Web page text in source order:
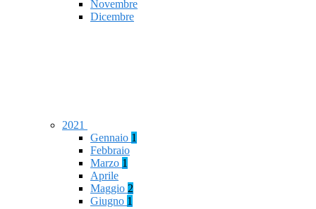
Novembre
Dicembre
2021
Gennaio 1
Febbraio
Marzo 1
Aprile
Maggio 2
Giugno 1